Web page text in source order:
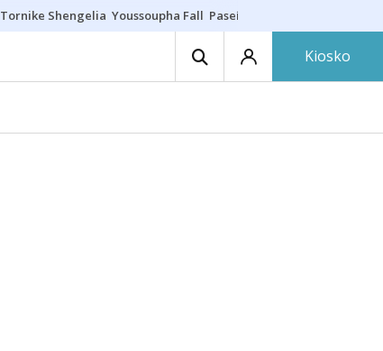
Tornike Shengelia Youssoupha Fall Paseíllo único
Kiosko